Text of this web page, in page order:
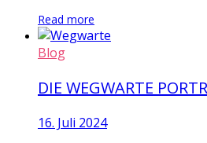
Read more
Blog
DIE WEGWARTE
16. Juli 2024